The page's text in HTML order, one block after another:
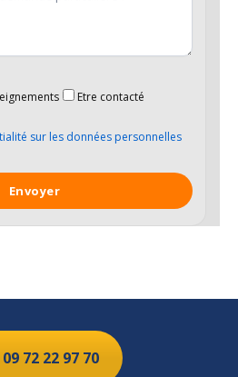
Etre contacté
sur les données personnelles
09 72 22 97 70